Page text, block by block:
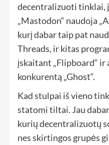
decentralizuoti tinklai,
„Mastodon“ naudoja
kurį dabar taip pat
Threads, ir kitas
įskaitant „Flipboard“ ir
konkurentą „Ghost“.
Kad stulpai iš vieno
statomi tiltai. Jau
kurių decentralizuotų
nes skirtingos grupės